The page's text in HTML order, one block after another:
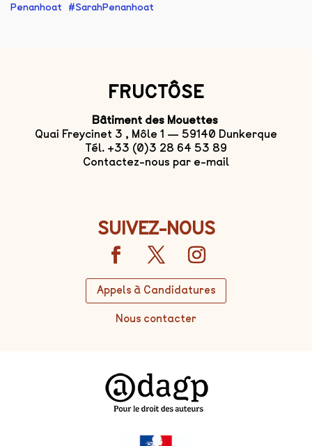
Penanhoat
SarahPenanhoat
FRUCTÔSE
Bâtiment des Mouettes
Quai Freycinet 3 , Môle 1 — 59140 Dunkerque
Tél. +33 (0)3 28 64 53 89
Contactez-nous par e-mail
SUIVEZ-NOUS
Appels à Candidatures
Nous contacter